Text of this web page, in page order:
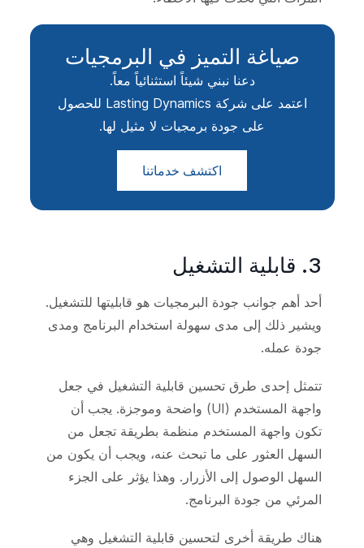
صياغة التميز في البرمجيات
دعنا نبني شيئاً استثنائياً معاً.
اعتمد على شركة Lasting Dynamics للحصول
على جودة برمجيات لا مثيل لها.
اكتشف خدماتنا
3. قابلية التشغيل
أحد أهم جوانب جودة البرمجيات هو قابليتها للتشغيل.
ويشير ذلك إلى مدى سهولة استخدام البرنامج ومدى
جودة عمله.
تتمثل إحدى طرق تحسين قابلية التشغيل في جعل
واجهة المستخدم (UI) واضحة وموجزة. يجب أن
تكون واجهة المستخدم منظمة بطريقة تجعل من
السهل العثور على ما تبحث عنه، ويجب أن يكون من
السهل الوصول إلى الأزرار. وهذا يؤثر على الجزء
المرئي من جودة البرنامج.
هناك طريقة أخرى لتحسين قابلية التشغيل وهي